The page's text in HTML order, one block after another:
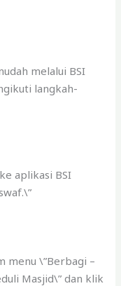
melalui BSI
langkah-
aplikasi BSI
menu \”Berbagi –
Masjid\” dan klik